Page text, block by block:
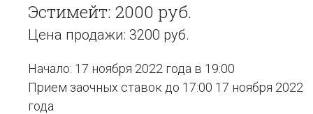
Эстимейт: 2000 руб.
Цена продажи: 3200 руб.
Начало: 17 ноября 2022 года в 19:00
Прием заочных ставок до 17:00 17 ноября 2022
года